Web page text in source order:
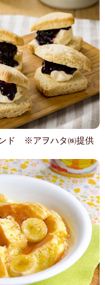
ンド ※アヲハタ㈱提供